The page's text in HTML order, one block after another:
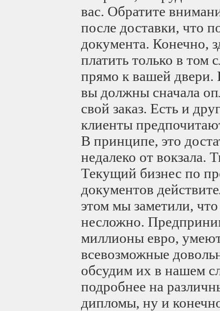
вас. Обратите
после доставки, что
документа. Конечно,
платить только в том
прямо к вашей двери.
вы должны сначала
свой заказ. Есть и
клиенты
В принципе, это
недалеко от вокзала.
Текущий бизнес по
документов
этом мы заметили, что
несложно.
миллионы евро,
всевозможные
обсудим их в нашем
подробнее на
дипломы, ну и